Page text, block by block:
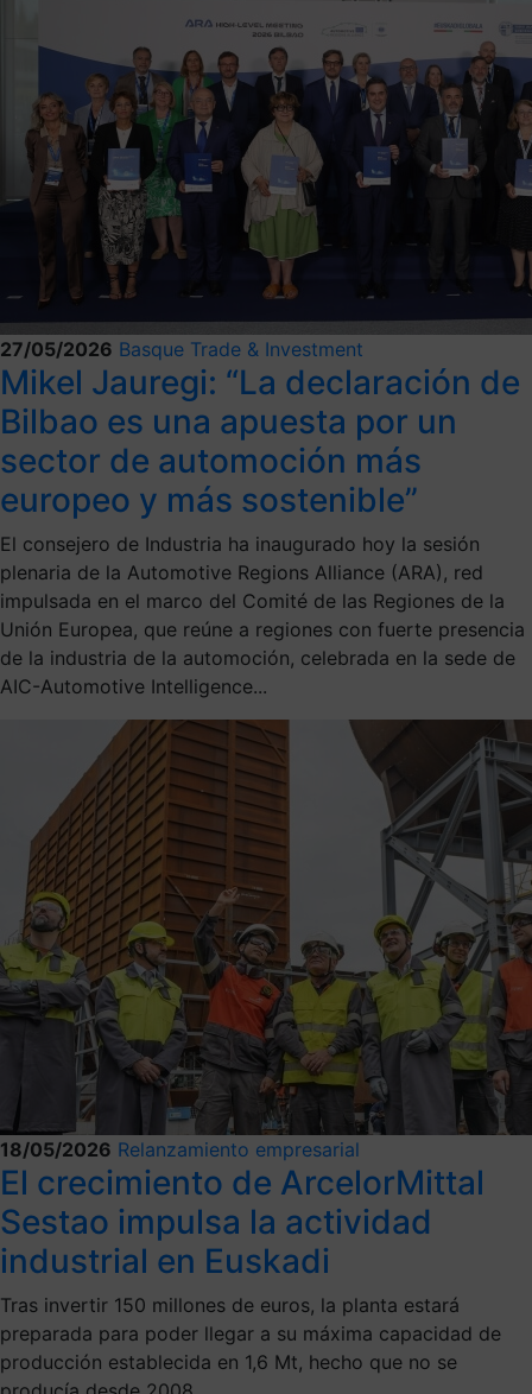
27/05/2026 Basque Trade & Investment
Mikel Jauregi: “La declaración de
Bilbao es una apuesta por un
sector de automoción más
europeo y más sostenible”
El consejero de Industria ha inaugurado hoy la sesión
plenaria de la Automotive Regions Alliance (ARA), red
impulsada en el marco del Comité de las Regiones de la
Unión Europea, que reúne a regiones con fuerte presencia
de la industria de la automoción, celebrada en la sede de
AIC-Automotive Intelligence...
18/05/2026 Relanzamiento empresarial
El crecimiento de ArcelorMittal
Sestao impulsa la actividad
industrial en Euskadi
Tras invertir 150 millones de euros, la planta estará
preparada para poder llegar a su máxima capacidad de
producción establecida en 1,6 Mt, hecho que no se